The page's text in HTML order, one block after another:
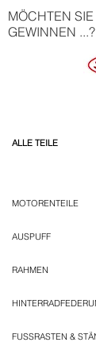
MÖCHTEN
GEWINNEN ...?
ALLE TEILE
MOTORENTEILE
AUSPUFF
RAHMEN
FUSSRASTEN &